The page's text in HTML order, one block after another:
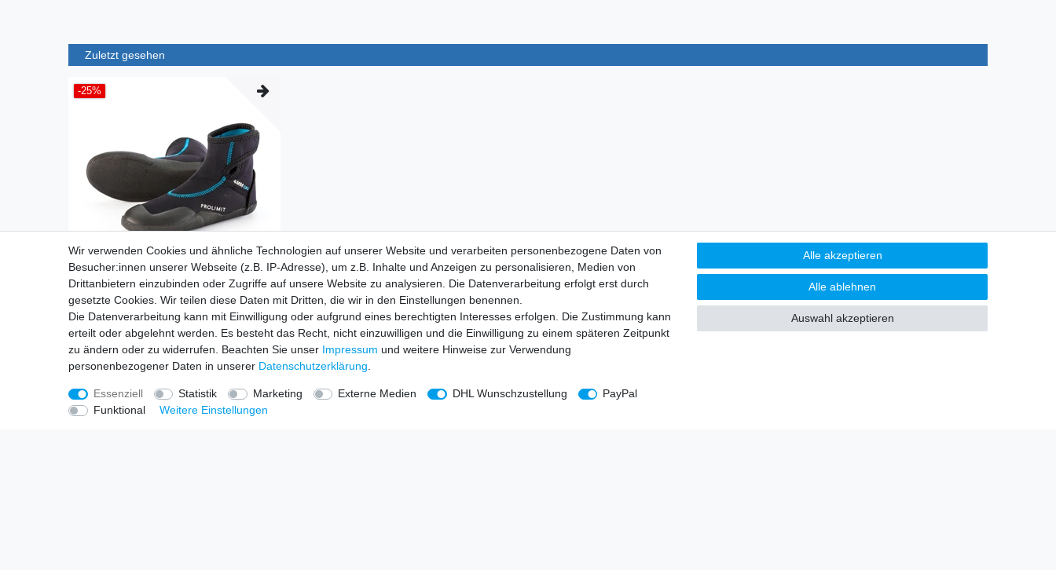
Zuletzt gesehen
-25%
Prolimit Grommet Boot - Kinder Neopren Schuhe
UVP 39,99 € ab 29,99 € *
1 Paar
*inkl. ges. MwSt.zzgl. Versandkosten
Wir verwenden Cookies und ähnliche Technologien auf unserer Website und verarbeiten personenbezogene Daten von
Besucher:innen unserer Webseite (z.B. IP-Adresse), um z.B. Inhalte und Anzeigen zu personalisieren, Medien von
Drittanbietern einzubinden oder Zugriffe auf unsere Website zu analysieren. Die Datenverarbeitung erfolgt erst durch
gesetzte Cookies. Wir teilen diese Daten mit Dritten, die wir in den Einstellungen benennen.
Die Datenverarbeitung kann mit Einwilligung oder aufgrund eines berechtigten Interesses erfolgen. Die Zustimmung kann
erteilt oder abgelehnt werden. Es besteht das Recht, nicht einzuwilligen und die Einwilligung zu einem späteren Zeitpunkt
zu ändern oder zu widerrufen. Beachten Sie unser Impressum und weitere Hinweise zur Verwendung
personenbezogener Daten in unserer Daten­schutz­erklärung
Essenziell Statistik Marketing Externe Medien DHL Wunschzustellung
PayPal
Funktional
Weitere Einstellungen
Alle akzeptieren
Alle ablehnen
Auswahl akzeptieren